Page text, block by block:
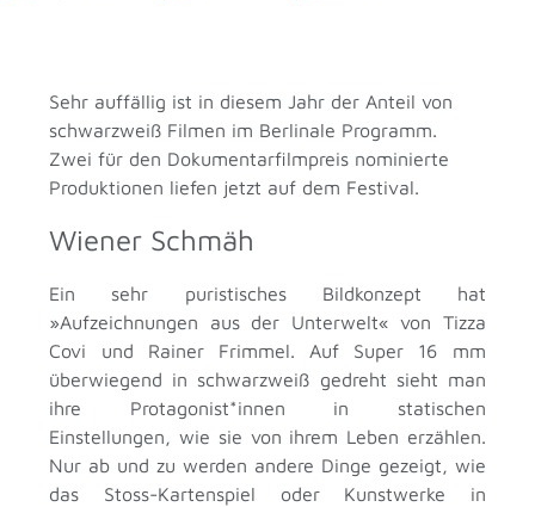
Sehr auffällig ist in diesem Jahr der Anteil von
schwarzweiß Filmen im Berlinale Programm.
Zwei für den Dokumentarfilmpreis nominierte
Produktionen liefen jetzt auf dem Festival.
Wiener Schmäh
Ein sehr puristisches Bildkonzept hat
»Aufzeichnungen aus der Unterwelt« von Tizza
Covi und Rainer Frimmel. Auf Super 16 mm
überwiegend in schwarzweiß gedreht sieht man
ihre Protagonist*innen in statischen
Einstellungen, wie sie von ihrem Leben erzählen.
Nur ab und zu werden andere Dinge gezeigt, wie
das Stoss-Kartenspiel oder Kunstwerke in